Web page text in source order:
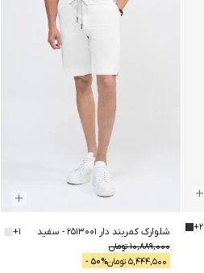
+2 شلوارک کمربند دار 2513001 - سفید
10,889,000تومان
5,444,500 تومان 50% -
+1